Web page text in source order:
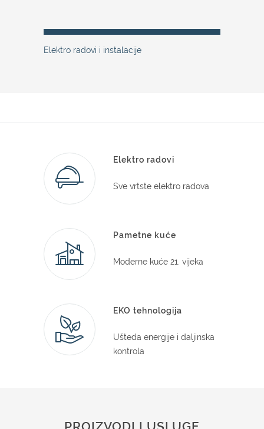
Elektro radovi i instalacije
Elektro radovi
Sve vrtste elektro radova
Pametne kuće
Moderne kuće 21. vijeka
EKO tehnologija
Ušteda energije i daljinska
kontrola